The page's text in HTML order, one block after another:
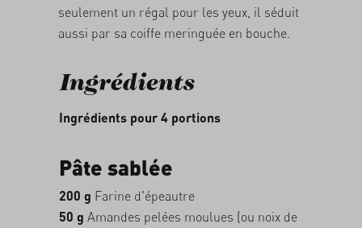
seulement un régal pour les yeux, il séduit
aussi par sa coiffe meringuée en bouche.
Ingrédients
Ingrédients pour 4 portions
Pâte sablée
200 g Farine d'épeautre
50 g Amandes pelées moulues (ou noix de